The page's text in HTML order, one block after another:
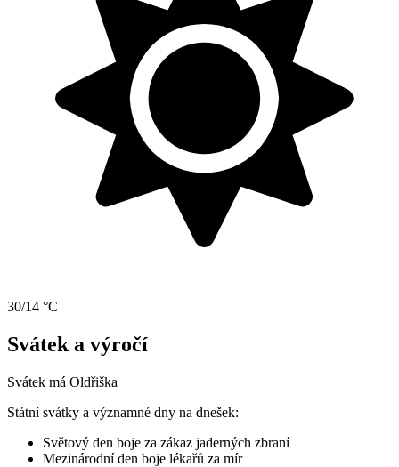
30/14 °C
Svátek a výročí
Svátek má Oldřiška
Státní svátky a významné dny na dnešek:
Světový den boje za zákaz jaderných zbraní
Mezinárodní den boje lékařů za mír